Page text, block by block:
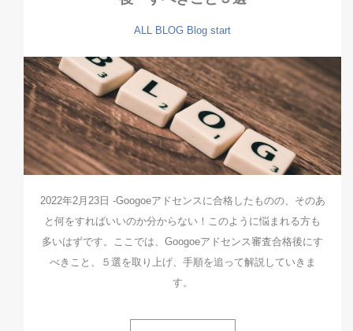
ALL BLOG Blog start
2022年2月23日 -Googoeアドセンスに合格したものの、そのあ
と何をすればいいのか分からない！このように悩まれる方も
多いはずです。ここでは、Googoeアドセンス審査合格後にす
べきこと、５選を取り上げ、手順を追って解説していきま
す。